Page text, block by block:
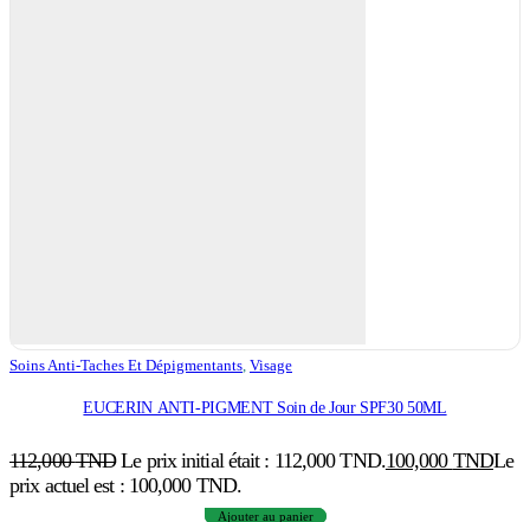
Soins Anti-Taches Et Dépigmentants Visage
EUCERIN ANTI-PIGMENT Soin de Jour SPF30 50ML
112,000TND Le prix initial était : 112,000 TND.100,000 TNDLe
prix actuel est : 100,000 TND.
Ajouter au panier